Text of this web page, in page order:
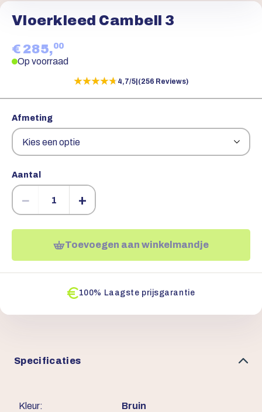
Vloerkleed Cambell 3
€ 285,00
Op voorraad
★★★★★
★★★★★4,7/5 (256 Reviews)
Afmeting
Aantal
− +
Toevoegen aan winkelmandje
100% Laagste prijsgarantie
Specificaties
Kleur: Bruin